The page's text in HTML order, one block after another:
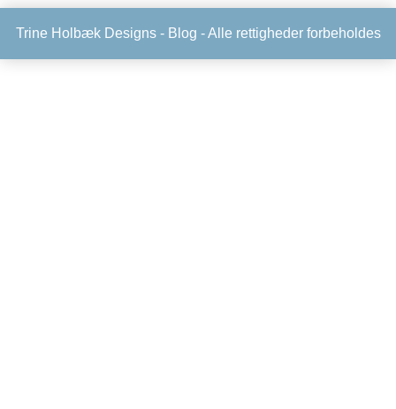
Trine Holbæk Designs - Blog - Alle rettigheder forbeholdes